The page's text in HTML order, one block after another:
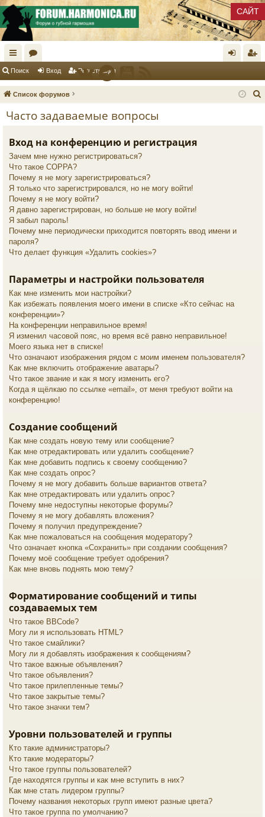
САЙТ
с
ы ум д ис
Поиск Вход Регистрация
Список форумов
Часто задаваемые вопросы
Вход на конференцию и регистрация
Зачем мне нужно регистрироваться?
Что такое COPPA?
Почему я не могу зарегистрироваться?
Я только что зарегистрировался, но не могу войти!
Почему я не могу войти?
Я давно зарегистрирован, но больше не могу войти!
Я забыл пароль!
Почему мне периодически приходится повторять ввод имени и
пароля?
Что делает функция «Удалить cookies»?
Параметры и настройки пользователя
Как мне изменить мои настройки?
Как избежать появления моего имени в списке «Кто сейчас на
конференции»?
На конференции неправильное время!
Я изменил часовой пояс, но время всё равно неправильное!
Моего языка нет в списке!
Что означают изображения рядом с моим именем пользователя?
Как мне включить отображение аватары?
Что такое звание и как я могу изменить его?
Когда я щёлкаю по ссылке «email», от меня требуют войти на
конференцию!
Создание сообщений
Как мне создать новую тему или сообщение?
Как мне отредактировать или удалить сообщение?
Как мне добавить подпись к своему сообщению?
Как мне создать опрос?
Почему я не могу добавить больше вариантов ответа?
Как мне отредактировать или удалить опрос?
Почему мне недоступны некоторые форумы?
Почему я не могу добавлять вложения?
Почему я получил предупреждение?
Как мне пожаловаться на сообщения модератору?
Что означает кнопка «Сохранить» при создании сообщения?
Почему моё сообщение требует одобрения?
Как мне вновь поднять мою тему?
Форматирование сообщений и типы
создаваемых тем
Что такое BBCode?
Могу ли я использовать HTML?
Что такое смайлики?
Могу ли я добавлять изображения к сообщениям?
Что такое важные объявления?
Что такое объявления?
Что такое прилепленные темы?
Что такое закрытые темы?
Что такое значки тем?
Уровни пользователей и группы
Кто такие администраторы?
Кто такие модераторы?
Что такое группы пользователей?
Где находятся группы и как мне вступить в них?
Как мне стать лидером группы?
Почему названия некоторых групп имеют разные цвета?
Что такое группа по умолчанию?